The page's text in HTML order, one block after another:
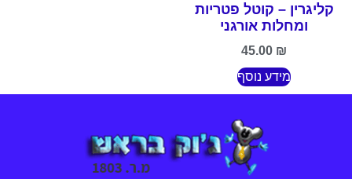
קליגרין – קוטל פטריות
ומחלות אורגני
45.00 ₪
מידע נוסף